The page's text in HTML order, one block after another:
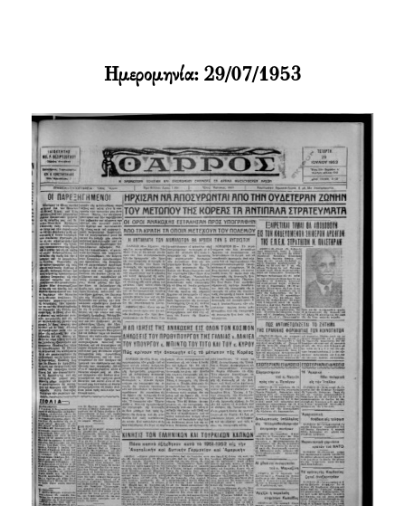
Ημερομηνία: 29/07/1953